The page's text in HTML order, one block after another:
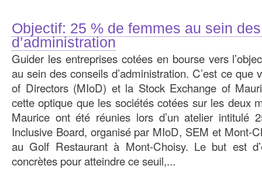
Objectif: 25 % de femmes au sein
d’administration
Guider les entreprises cotées en bourse vers
au sein des conseils d’administration. C’est ce que
of Directors (MIoD) et la Stock Exchange of
cette optique que les sociétés cotées sur les deux
Maurice ont été réunies lors d’un atelier intitulé
Inclusive Board, organisé par MIoD, SEM et Mont-
au Golf Restaurant à Mont-Choisy. Le but est
concrètes pour atteindre ce seuil,...